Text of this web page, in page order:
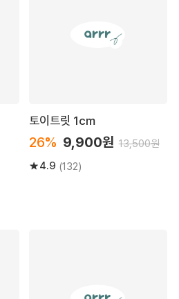
토이트릿 1cm
26% 9,900원 13,500원
4.9 (132)